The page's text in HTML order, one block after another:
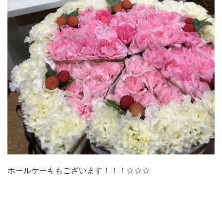
ホールケーキもございます！！！☆☆☆